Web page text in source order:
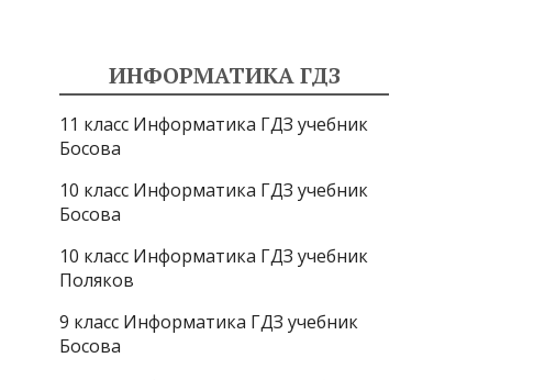
ИНФОРМАТИКА ГДЗ
11 класс Информатика ГДЗ учебник
Босова
10 класс Информатика ГДЗ учебник
Босова
10 класс Информатика ГДЗ учебник
Поляков
9 класс Информатика ГДЗ учебник
Босова